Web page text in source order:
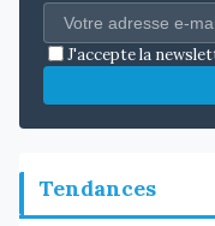
J'accepte la
Tendances